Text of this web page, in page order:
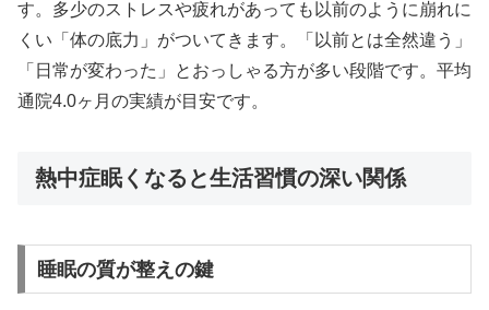
す。多少のストレスや疲れがあっても以前のように崩れに
くい「体の底力」がついてきます。「以前とは全然違う」
「日常が変わった」とおっしゃる方が多い段階です。平均
通院4.0ヶ月の実績が目安です。
熱中症眠くなると生活習慣の深い関係
睡眠の質が整えの鍵